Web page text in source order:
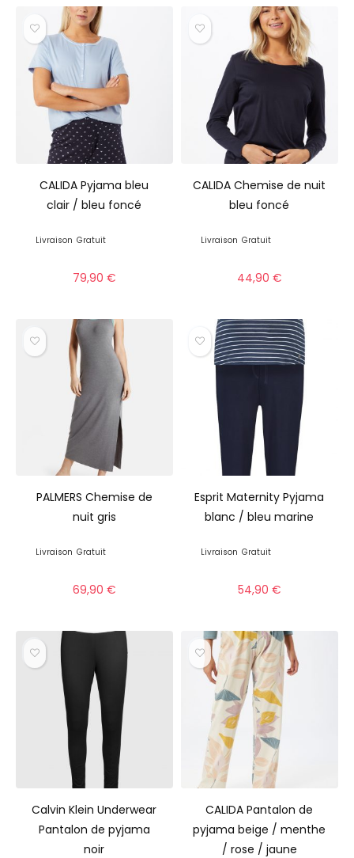
CALIDA Pyjama bleu
clair / bleu foncé
Livraison Gratuit
79,90 €
CALIDA Chemise de nuit
bleu foncé
Livraison Gratuit
44,90 €
PALMERS Chemise de
nuit gris
Livraison Gratuit
69,90 €
Esprit Maternity Pyjama
blanc / bleu marine
Livraison Gratuit
54,90 €
Calvin Klein Underwear
Pantalon de pyjama
noir
CALIDA Pantalon de
pyjama beige / menthe
/ rose / jaune